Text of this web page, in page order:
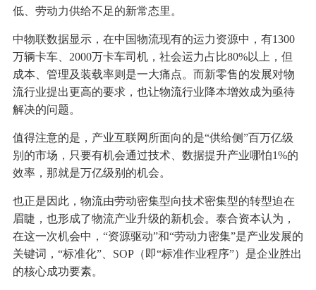
低、劳动力供给不足的新常态里。
中物联数据显示，在中国物流现有的运力资源中，有1300
万辆卡车、2000万卡车司机，社会运力占比80%以上，但
成本、管理及装载率则是一大痛点。而新零售的发展对物
流行业提出更高的要求，也让物流行业降本增效成为亟待
解决的问题。
值得注意的是，产业互联网所面向的是“供给侧”百万亿级
别的市场，只要有机会通过技术、数据提升产业哪怕1%的
效率，那就是万亿级别的机会。
也正是因此，物流由劳动密集型向技术密集型的转型迫在
眉睫，也形成了物流产业升级的新机会。泰合资本认为，
在这一次机会中，“资源驱动”和“劳动力密集”是产业发展的
关键词，“标准化”、SOP（即“标准作业程序”）是企业胜出
的核心成功要素。